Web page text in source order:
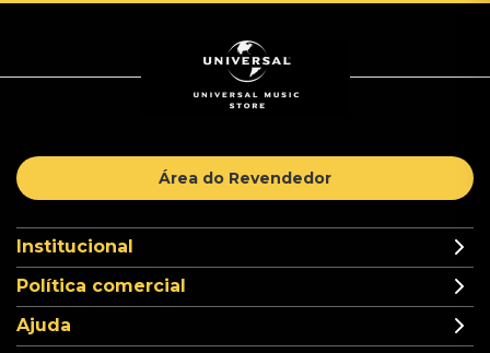
Área do Revendedor
Institucional
Política comercial
Ajuda